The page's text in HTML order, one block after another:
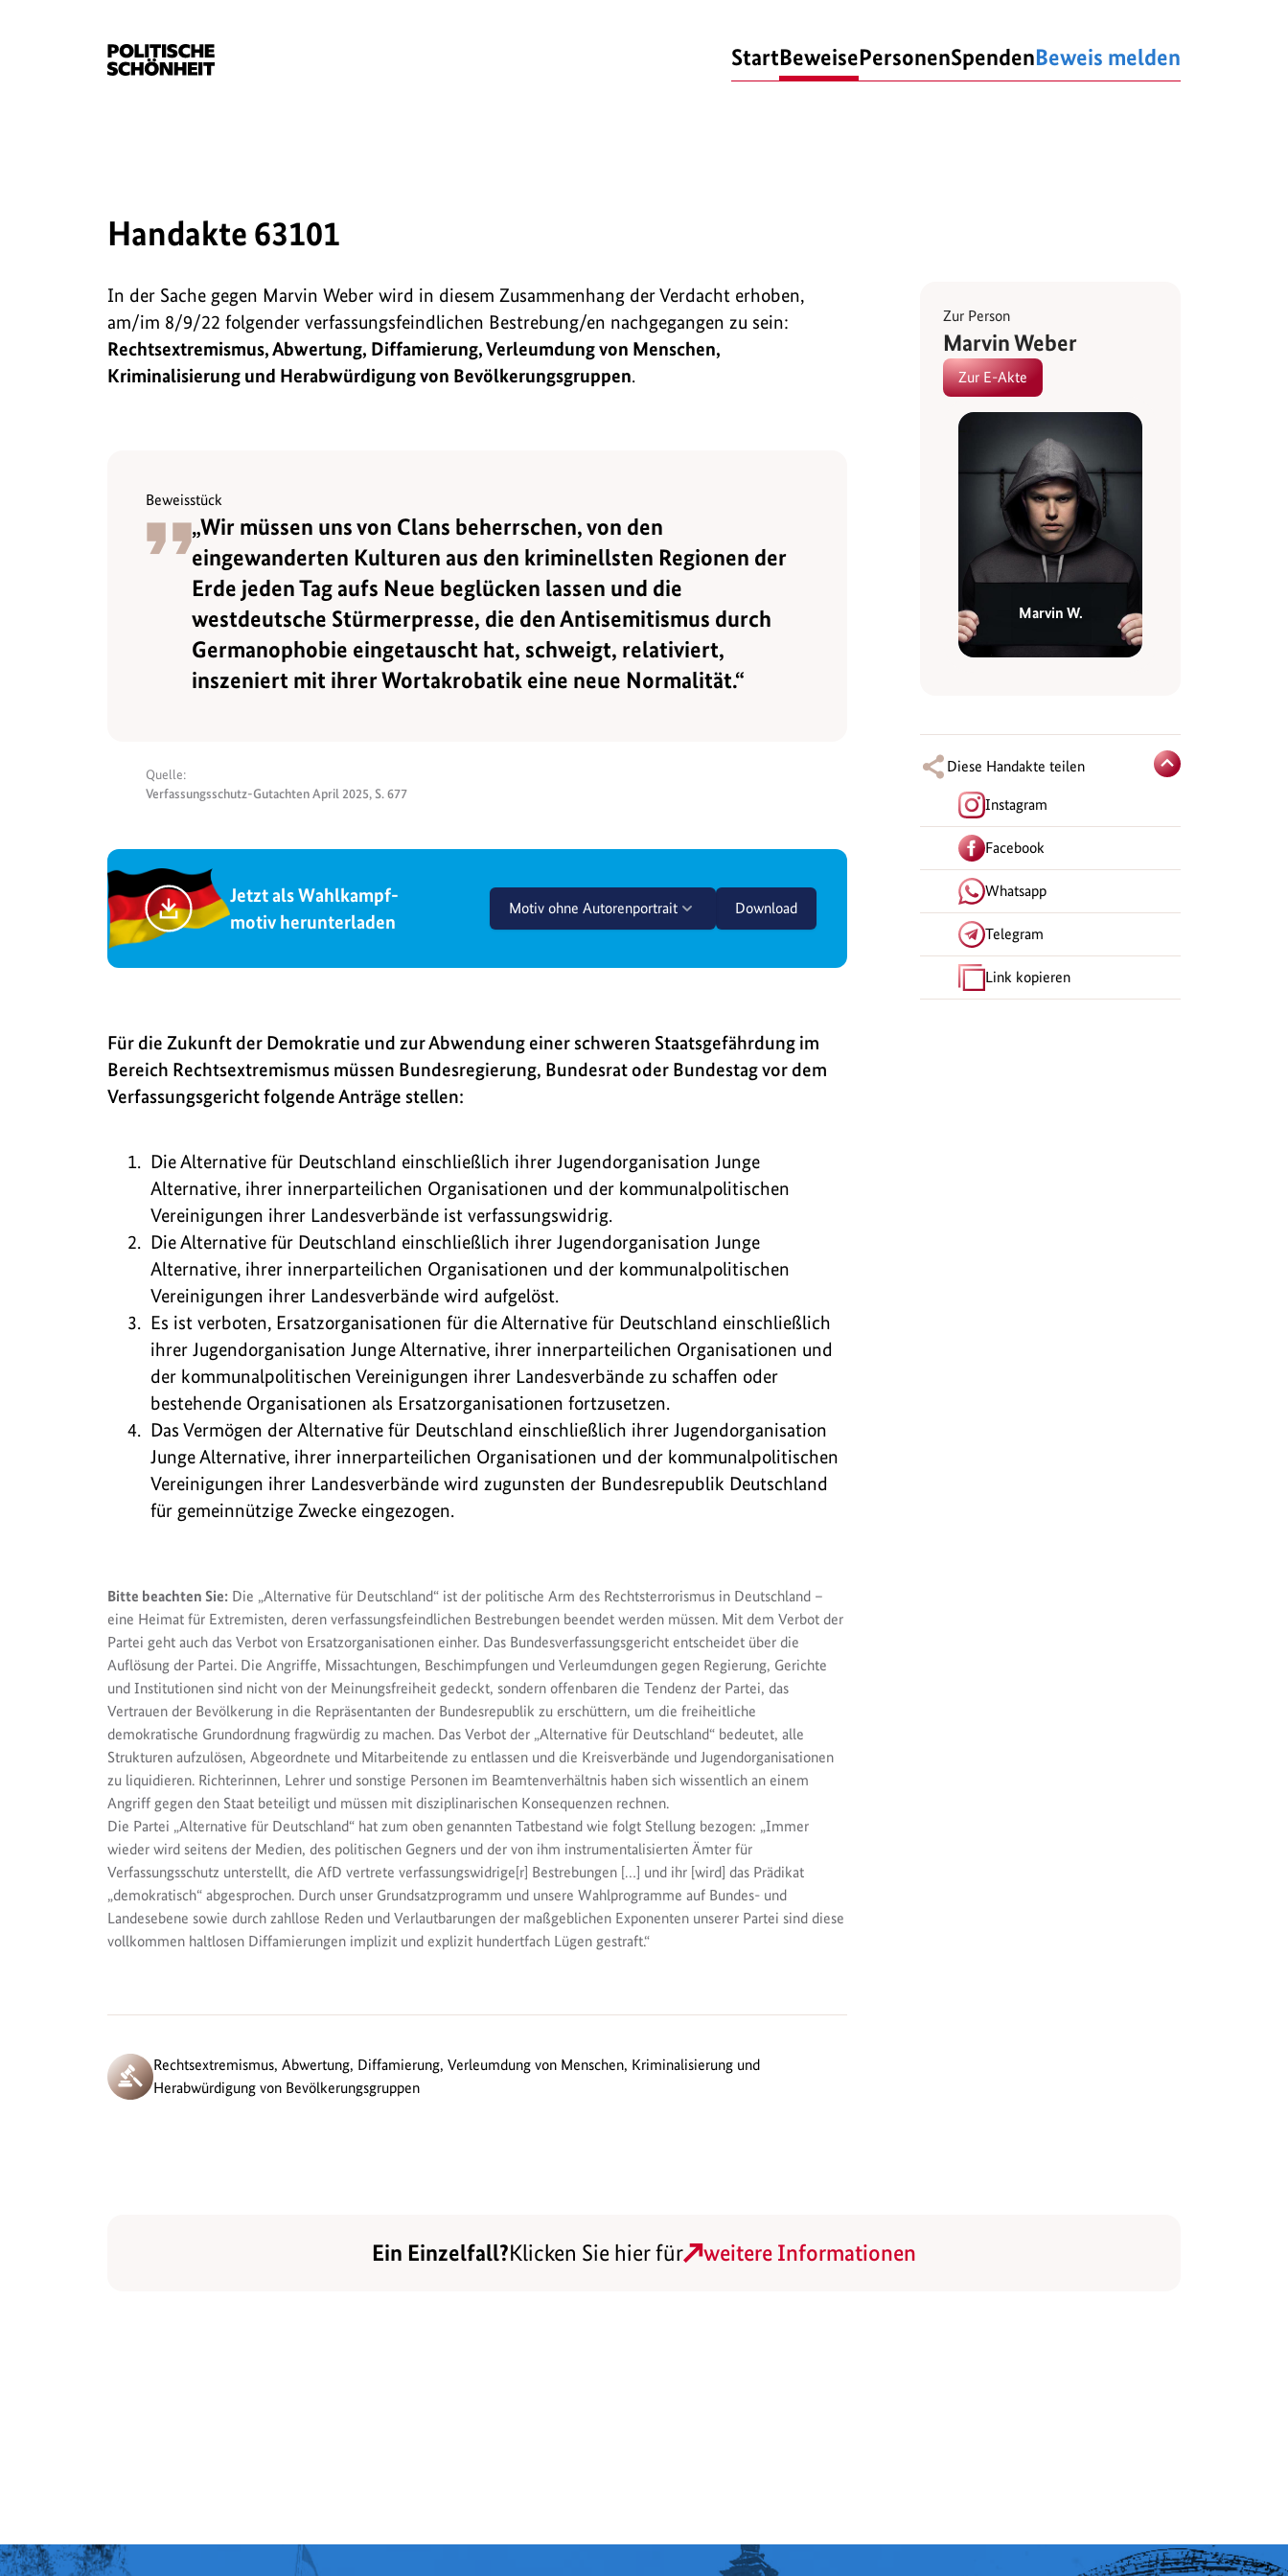
StartBeweisePersonenSpendenBeweis melden
Handakte 63101
In der Sache gegen Marvin Weber wird in diesem Zusammenhang der Verdacht erhoben,
am/im 8/9/22 folgender verfassungsfeindlichen Bestrebung/en nachgegangen zu sein:
Rechtsextremismus, Abwertung, Diffamierung, Verleumdung von Menschen,
Kriminalisierung und Herabwürdigung von Bevölkerungsgruppen.
Beweisstück
„Wir müssen uns von Clans beherrschen, von den
eingewanderten Kulturen aus den kriminellsten Regionen der
Erde jeden Tag aufs Neue beglücken lassen und die
westdeutsche Stürmerpresse, die den Antisemitismus durch
Germanophobie eingetauscht hat, schweigt, relativiert,
inszeniert mit ihrer Wortakrobatik eine neue Normalität.“
Quelle:
Verfassungsschutz-Gutachten April 2025, S. 677
Jetzt als Wahlkampf-
motiv herunterladen
Motiv ohne Autorenportrait Download
Für die Zukunft der Demokratie und zur Abwendung einer schweren Staatsgefährdung im
Bereich Rechtsextremismus müssen Bundesregierung, Bundesrat oder Bundestag vor dem
Verfassungsgericht folgende Anträge stellen:
Die Alternative für Deutschland einschließlich ihrer Jugendorganisation Junge
Alternative, ihrer innerparteilichen Organisationen und der kommunalpolitischen
Vereinigungen ihrer Landesverbände ist verfassungswidrig.
Die Alternative für Deutschland einschließlich ihrer Jugendorganisation Junge
Alternative, ihrer innerparteilichen Organisationen und der kommunalpolitischen
Vereinigungen ihrer Landesverbände wird aufgelöst.
Es ist verboten, Ersatzorganisationen für die Alternative für Deutschland einschließlich
ihrer Jugendorganisation Junge Alternative, ihrer innerparteilichen Organisationen und
der kommunalpolitischen Vereinigungen ihrer Landesverbände zu schaffen oder
bestehende Organisationen als Ersatzorganisationen fortzusetzen.
Das Vermögen der Alternative für Deutschland einschließlich ihrer Jugendorganisation
Junge Alternative, ihrer innerparteilichen Organisationen und der kommunalpolitischen
Vereinigungen ihrer Landesverbände wird zugunsten der Bundesrepublik Deutschland
für gemeinnützige Zwecke eingezogen.
Bitte beachten Sie: Die „Alternative für Deutschland“ ist der politische Arm des Rechtsterrorismus in Deutschland –
eine Heimat für Extremisten, deren verfassungsfeindlichen Bestrebungen beendet werden müssen. Mit dem Verbot der
Partei geht auch das Verbot von Ersatzorganisationen einher. Das Bundesverfassungsgericht entscheidet über die
Auflösung der Partei. Die Angriffe, Missachtungen, Beschimpfungen und Verleumdungen gegen Regierung, Gerichte
und Institutionen sind nicht von der Meinungsfreiheit gedeckt, sondern offenbaren die Tendenz der Partei, das
Vertrauen der Bevölkerung in die Repräsentanten der Bundesrepublik zu erschüttern, um die freiheitliche
demokratische Grundordnung fragwürdig zu machen. Das Verbot der „Alternative für Deutschland“ bedeutet, alle
Strukturen aufzulösen, Abgeordnete und Mitarbeitende zu entlassen und die Kreisverbände und Jugendorganisationen
zu liquidieren. Richterinnen, Lehrer und sonstige Personen im Beamtenverhältnis haben sich wissentlich an einem
Angriff gegen den Staat beteiligt und müssen mit disziplinarischen Konsequenzen rechnen.
Die Partei „Alternative für Deutschland“ hat zum oben genannten Tatbestand wie folgt Stellung bezogen: „Immer
wieder wird seitens der Medien, des politischen Gegners und der von ihm instrumentalisierten Ämter für
Verfassungsschutz unterstellt, die AfD vertrete verfassungswidrige[r] Bestrebungen […] und ihr [wird] das Prädikat
„demokratisch“ abgesprochen. Durch unser Grundsatzprogramm und unsere Wahlprogramme auf Bundes- und
Landesebene sowie durch zahllose Reden und Verlautbarungen der maßgeblichen Exponenten unserer Partei sind diese
vollkommen haltlosen Diffamierungen implizit und explizit hundertfach Lügen gestraft.“
Rechtsextremismus, Abwertung, Diffamierung, Verleumdung von Menschen, Kriminalisierung und
Herabwürdigung von Bevölkerungsgruppen
Zur Person
Marvin Weber
Zur E-Akte
Marvin W.
Diese Handakte teilen
Instagram
Facebook
Whatsapp
Telegram
Link kopieren
Ein Einzelfall?Klicken Sie hier für weitere Informationen